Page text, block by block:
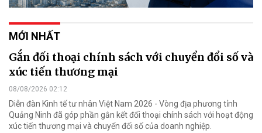
MỚI NHẤT
Gắn đối thoại chính sách với chuyển đổi số và
xúc tiến thương mại
08/08/2026 02:12
Diễn đàn Kinh tế tư nhân Việt Nam 2026 - Vòng địa phương tỉnh
Quảng Ninh đã góp phần gắn kết đối thoại chính sách với hoạt động
xúc tiến thương mại và chuyển đổi số của doanh nghiệp.